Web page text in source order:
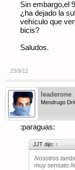
Sin embargo,el
¿ha dejado la
vehículo que
bicis?
Saludos.
23/9/12
leaderone
Mendrugo
:paraguas:
JJT dijo: ↑
Nosotros
muy sensato